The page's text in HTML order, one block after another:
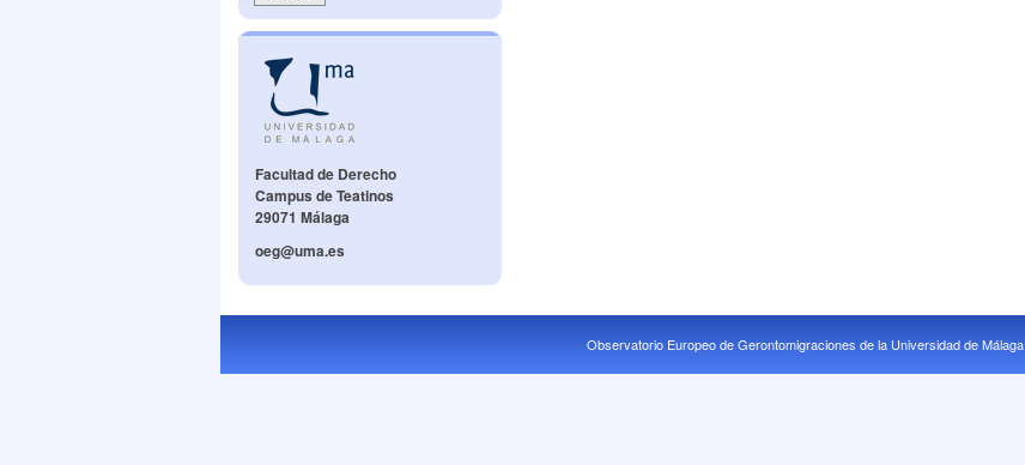
Facultad de Derecho
Campus de Teatinos
29071 Málaga
oeg@uma.es
Observatorio Europeo de Gerontomigraciones de la Universidad de Málaga